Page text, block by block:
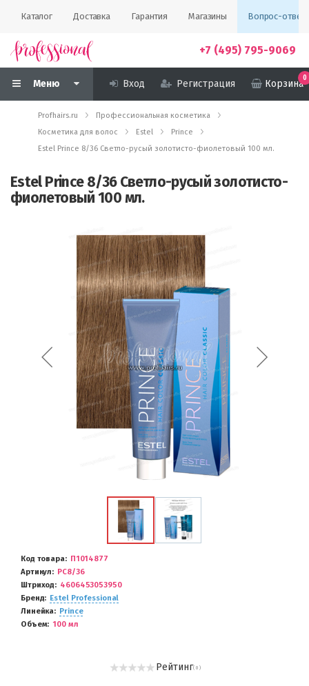
Каталог Доставка Гарантия Магазины Вопрос-ответ
+7 (495) 795-9069
Меню Вход Регистрация Корзина
0
Profhairs.ru
Профессиональная косметика
Косметика для волос
Estel
Prince
Estel Prince 8/36 Светло-русый золотисто-фиолетовый 100 мл.
Estel Prince 8/36 Светло-русый золотисто-
фиолетовый 100 мл.
Код товара
П1014877
Артикул
PC8/36
Штриход
4606453053950
Бренд
Estel Professional
Линейка
Prince
Объем
100 мл
Рейтинг( 0 )